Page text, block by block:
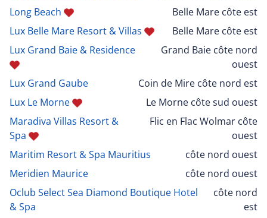
Long Beach
Belle Mare côte est
Lux Belle Mare Resort & Villas
Belle Mare côte est
Lux Grand Baie & Residence
Grand Baie côte nord
ouest
Lux Grand Gaube
Coin de Mire côte nord est
Lux Le Morne
Le Morne côte sud ouest
Maradiva Villas Resort &
Spa
Flic en Flac Wolmar côte
ouest
Maritim Resort & Spa Mauritius
côte nord ouest
Meridien Maurice
côte nord ouest
Oclub Select Sea Diamond Boutique Hotel
& Spa
côte nord
est